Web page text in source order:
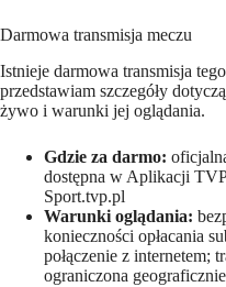
Darmowa transmisja meczu
Istnieje darmowa transmisja
przedstawiam szczegóły
żywo i warunki jej oglądania.
Gdzie za darmo:
dostępna w Aplikacji
Sport.tvp.pl
Warunki oglądania:
konieczności opłacania
połączenie z internetem;
ograniczona